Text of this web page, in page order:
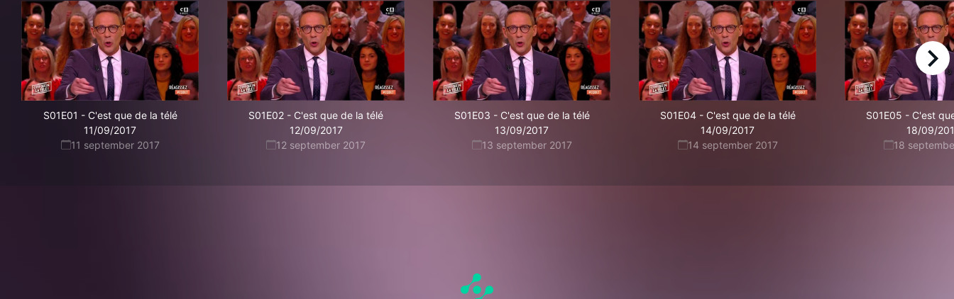
S01E01 - C'est que de la télé
11/09/2017
11 september 2017
S01E02 - C'est que de la télé
12/09/2017
12 september 2017
S01E03 - C'est que de la télé
13/09/2017
13 september 2017
S01E04- C'est que de la télé
14/09/2017
14 september 2017
S01E05 - C'est
18/09/
18
right